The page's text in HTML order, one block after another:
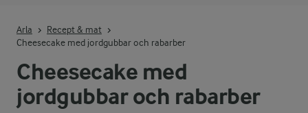
Cheesecake med
jordgubbar och rabarber
Arla
Recept & mat
Cheesecake med jordgubbar och rabarber